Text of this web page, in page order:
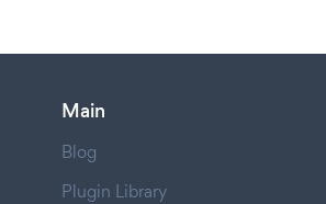
Main
Blog
Plugin Library